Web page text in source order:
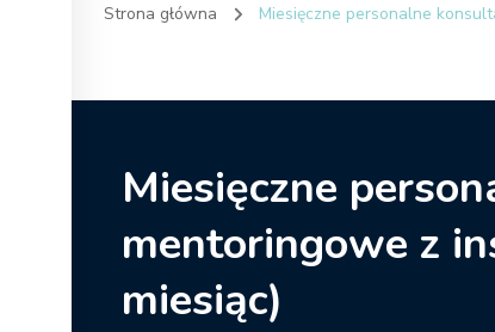
Strona główna Miesięczne personalne
Miesięczne
mentoringowe z
miesiąc)